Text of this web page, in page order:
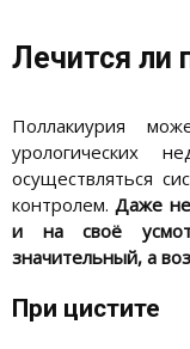
Лечится ли
Поллакиурия
урологических
осуществляться
контролем.Даже
и на своё
значительный, а
При цистите